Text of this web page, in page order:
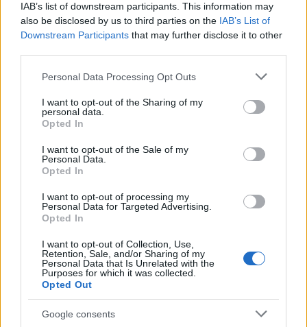
IAB’s list of downstream participants. This information may
also be disclosed by us to third parties on the IAB’s List of
Downstream Participants that may further disclose it to other
Please note that this website/app uses one or more Google
not limited to your visit or usage behaviour. You may click to
grant or deny consent to Google and its third-party tags to
use your data for below specified purposes in below Google
consent section.
Personal Data Processing Opt Outs
I want to opt-out of the Sharing of my
personal data.
Opted In
I want to opt-out of the Sale of my
Personal Data.
Opted In
I want to opt-out of processing my
Personal Data for Targeted Advertising.
Opted In
I want to opt-out of Collection, Use,
Retention, Sale, and/or Sharing of my
Personal Data that Is Unrelated with the
Purposes for which it was collected.
Opted Out
Google consents
Continua a leggere